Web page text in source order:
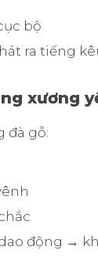
bộ
ra tiếng
xương
đà gỗ:
động →